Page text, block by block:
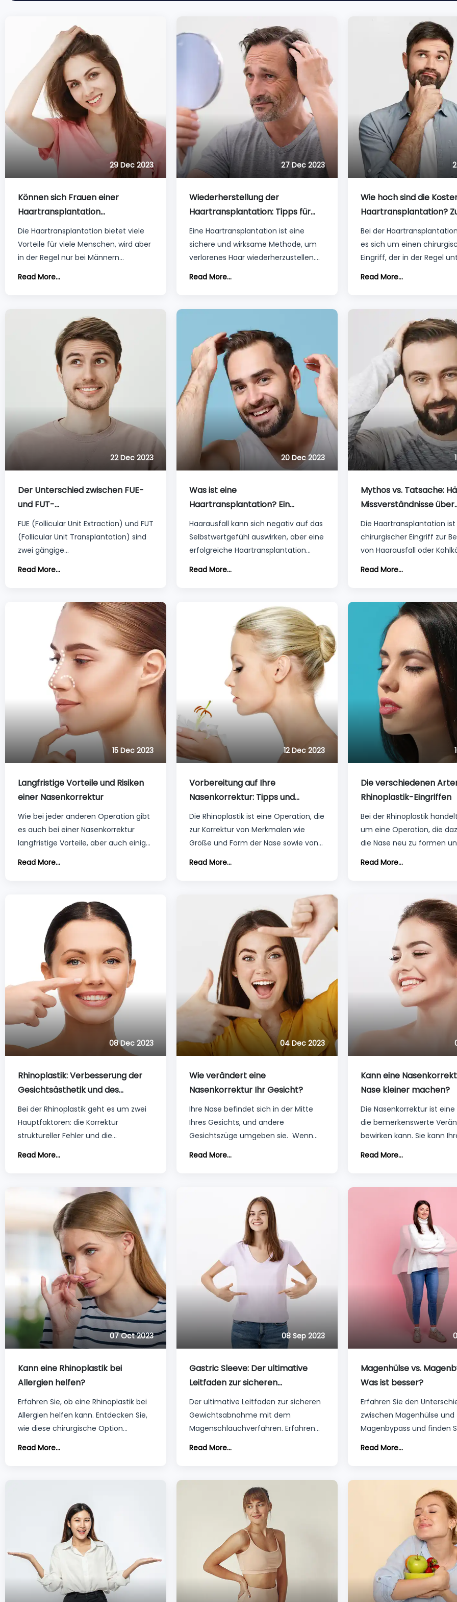
29 Dec 2023
Können sich Frauen einer
Haartransplantation
unterziehen? Erkundung der
Möglichkeiten
Die Haartransplantation bietet viele
Vorteile für viele Menschen, wird aber
in der Regel nur bei Männern
angewandt. Tatsächlich wird sie aber
Read More...
27 Dec 2023
Wiederherstellung der
Haartransplantation: Tipps für
einen erfolgreichen
Heilungsprozess
Eine Haartransplantation ist eine
sichere und wirksame Methode, um
verlorenes Haar wiederherzustellen.
Der Erfolg des Eingriffs hängt jedoch
Read More...
Wie hoch sind die
Haartransplantation?
berücksichtigende
Bei der
es sich um einen
Eingriff, der in der Regel
örtlicher Betäubung
können, darunter die
Transplantation (FUT) und
Follicular Unit Extraction
Read More...
22 Dec 2023
Der Unterschied zwischen FUE-
und FUT-
Haartransplantationstechniken
FUE (Follicular Unit Extraction) und FUT
(Follicular Unit Transplantation) sind
zwei gängige
Haartransplantationstechniken, die
Vorteile für Menschen, die sich ein
neues Aussehen wünschen, aber es
gibt einige Unterschiede zwischen
Read More...
20 Dec 2023
Was ist eine
Haartransplantation? Ein
umfassender Leitfaden für
Einsteiger
Haarausfall kann sich negativ auf das
Selbstwertgefühl auswirken, aber eine
erfolgreiche Haartransplantation
kann dazu beitragen, das
dadurch die Notwendigkeit von
Provisorien wie Perücken oder
Read More...
Mythos vs. Tatsache:
Missverständnisse über
Die Haartransplantation ist
chirurgischer Eingriff zur
von Haarausfall oder
Während des Eingriffs
Regel aus dem hinteren
seitlichen Teil der
Haar gegen Kahlwerden
und in den geeigneten
verpflanzt.
Read More...
15 Dec 2023
Langfristige Vorteile und Risiken
einer Nasenkorrektur
Wie bei jeder anderen Operation gibt
es auch bei einer Nasenkorrektur
langfristige Vorteile, aber auch einige
Risiken. Zu den Vorteilen gehört in
Nebenwirkungen und "Risiken" bei
einer Nasenkorrektur.
Read More...
12 Dec 2023
Vorbereitung auf Ihre
Nasenkorrektur: Tipps und
Richtlinien
Die Rhinoplastik ist eine Operation, die
zur Korrektur von Merkmalen wie
Größe und Form der Nase sowie von
strukturellen Veränderungen beiträgt.
die Bedürfnisse und die Vorbereitung
auf die Nasenkorrektur können sich
von Patient zu Patient unterscheiden.
Read More...
Die verschiedenen
Rhinoplastik-Eingriffen
Bei der Rhinoplastik
um eine Operation, die
die Nase neu zu formen
Bedarf ihre Funktionen zu
symmetrischer zu
woher wissen Sie, welcher
Sie geeignet ist?
Read More...
08 Dec 2023
Rhinoplastik: Verbesserung der
Gesichtsästhetik und des
Gleichgewichts
Bei der Rhinoplastik geht es um zwei
Hauptfaktoren: die Korrektur
struktureller Fehler und die
Verbesserung der Gesichtsästhetik
Hauptfaktoren Gründe für eine
Nasenkorrektur sein, aber im
Allgemeinen dient sie der
Gesichtsästhetik. Aber hilft sie, diese
zu verbessern?
Read More...
04 Dec 2023
Wie verändert eine
Nasenkorrektur Ihr Gesicht?
Ihre Nase befindet sich in der Mitte
Ihres Gesichts, und andere
Gesichtszüge umgeben sie. Wenn
Sie darüber nachdenken, wie eine
dieser Umgebung zu verstehen.
Read More...
Kann eine
Nase kleiner machen?
Die Nasenkorrektur ist
die bemerkenswerte
bewirken kann. Sie kann
kleiner machen, gut
geboren, können sie aber
Rhinoplastik verändern.
Read More...
07 Oct 2023
Kann eine Rhinoplastik bei
Allergien helfen?
Erfahren Sie, ob eine Rhinoplastik bei
Allergien helfen kann. Entdecken Sie,
wie diese chirurgische Option
möglicherweise Ihre Atmung und
Read More...
08 Sep 2023
Gastric Sleeve: Der ultimative
Leitfaden zur sicheren
Gewichtsabnahme
Der ultimative Leitfaden zur sicheren
Gewichtsabnahme mit dem
Magenschlauchverfahren. Erfahren
Sie alles, was Sie über diesen Eingriff
Read More...
Magenhülse vs.
Was ist besser?
Erfahren Sie den
zwischen Magenhülse und
Magenbypass und finden
welche Option für Ihre
verfügbar.
Read More...